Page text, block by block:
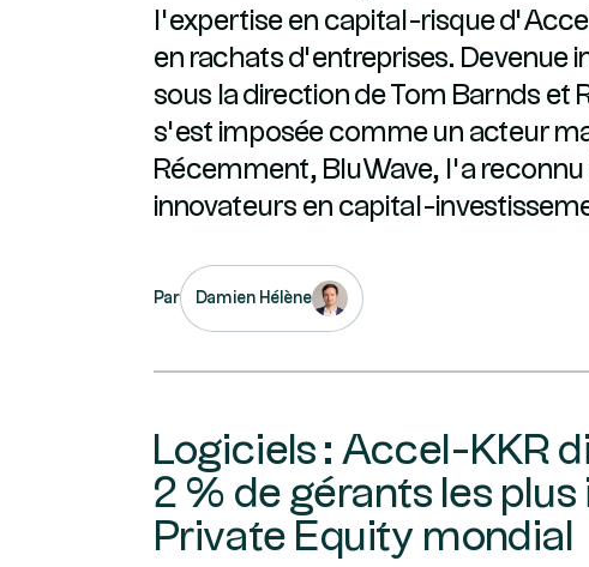
l’expertise en capital-risque
en rachats d’entreprises. Devenue
sous la direction de Tom Barnds et
s’est imposée comme un acteur
Récemment, BluWave, l’a
innovateurs en capital-
Par Damien Hélène
Logiciels : Accel-KKR
2 % de gérants les
Private Equity mondial